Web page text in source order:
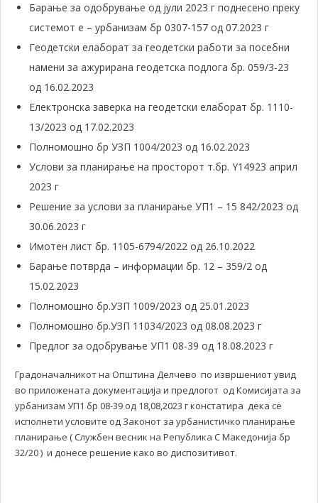
Барање за одобрување од јули 2023 г поднесено преку
системот е – урбанизам бр 0307-157 од 07.2023 г
Геодетски елаборат за геодетски работи за посебни
намени за ажурирана геодетска подлога бр. 059/3-23
од 16.02.2023
Електронска заверка на геодетски елаборат бр. 1110-
13/2023 од 17.02.2023
Полномошно бр УЗП 1004/2023 од 16.02.2023
Услови за планирање на просторот т.бр. Y14923 април
2023 г
Решение за услови за планирање УП1 – 15 842/2023 од
30.06.2023 г
Имотен лист бр. 1105-6794/2022 од 26.10.2022
Барање потврда – информации бр. 12 – 359/2 од
15.02.2023
Полномошно бр.УЗП 1009/2023 од 25.01.2023
Полномошно бр.УЗП 11034/2023 од 08.08.2023 г
Предлог за одобрување УП1 08-39 од 18.08.2023 г
Градоначалникот на Општина Делчево по извршениот увид
во приложената документација и предлогот од Комисијата за
урбанизам УП1 бр 08-39 од 18,08,2023 г констатира дека се
исполнети условите од Законот за урбанистичко планирање
планирање ( Службен весник на Република С Македонија бр
32/20 ) и донесе решение како во диспозитивот.